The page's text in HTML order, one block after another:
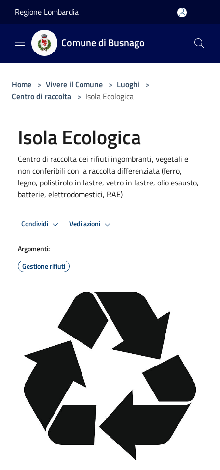
Regione Lombardia
Comune di Busnago
Home > Vivere il Comune > Luoghi >
Centro di raccolta > Isola Ecologica
Isola Ecologica
Centro di raccolta dei rifiuti ingombranti, vegetali e
non conferibili con la raccolta differenziata (ferro,
legno, polistirolo in lastre, vetro in lastre, olio esausto,
batterie, elettrodomestici, RAE)
Condividi Vedi azioni
Argomenti:
Gestione rifiuti